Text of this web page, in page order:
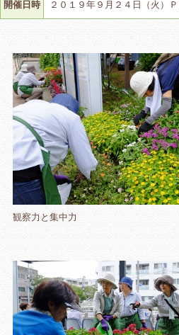
開催日時 ２０１９年９月２４日（火）
観察力と集中力